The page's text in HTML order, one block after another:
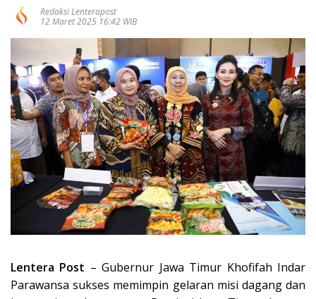
Redaksi Lenterapost
12 Maret 2025 16:42 WIB
Lentera Post – Gubernur Jawa Timur Khofifah Indar
Parawansa sukses memimpin gelaran misi dagang dan